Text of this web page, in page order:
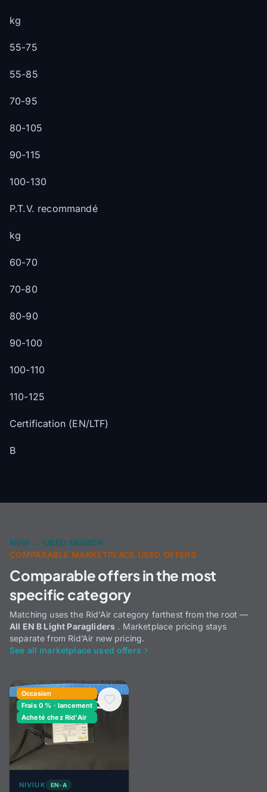
kg
55-75
55-85
70-95
80-105
90-115
100-130
P.T.V. recommandé
kg
60-70
70-80
80-90
90-100
100-110
110-125
Certification (EN/LTF)
B
NEW ↔ USED MIRROR
COMPARABLE MARKETPLACE USED OFFERS
Comparable offers in the most
specific category
Matching uses the Rid’Air category farthest from the root —
All EN B Light Paragliders . Marketplace pricing stays
separate from Rid’Air new pricing.
See all marketplace used offers
Occasion
Frais 0 % · lancement
Acheté chez Rid'Air
NIVIUK EN-A